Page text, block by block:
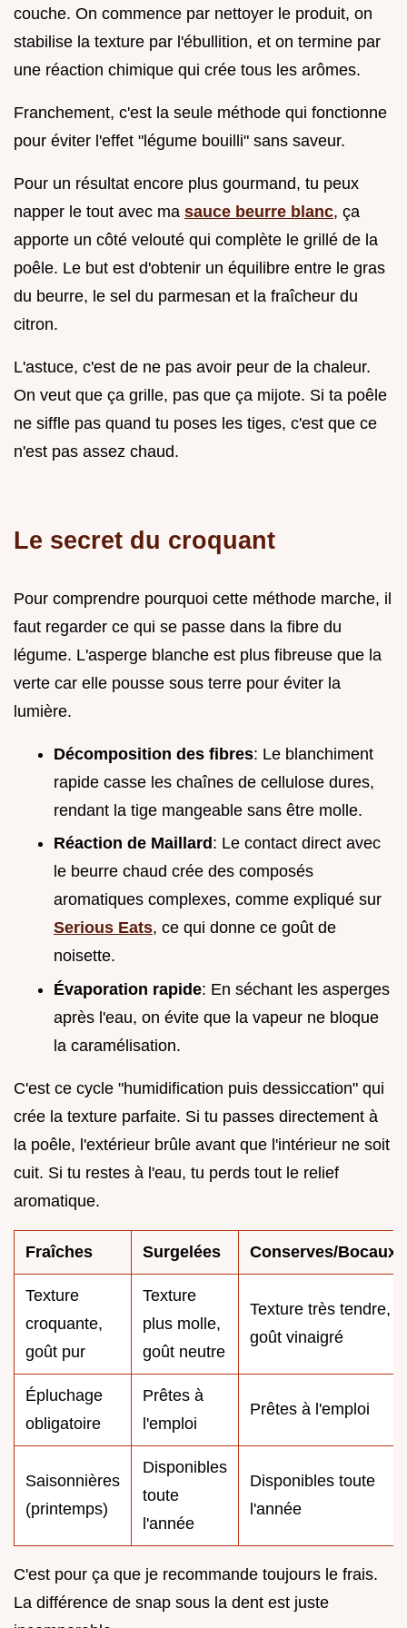
couche. On commence par nettoyer le produit, on
stabilise la texture par l'ébullition, et on termine par
une réaction chimique qui crée tous les arômes.
Franchement, c'est la seule méthode qui fonctionne
pour éviter l'effet "légume bouilli" sans saveur.
Pour un résultat encore plus gourmand, tu peux
napper le tout avec ma sauce beurre blanc, ça
apporte un côté velouté qui complète le grillé de la
poêle. Le but est d'obtenir un équilibre entre le gras
du beurre, le sel du parmesan et la fraîcheur du
citron.
L'astuce, c'est de ne pas avoir peur de la chaleur.
On veut que ça grille, pas que ça mijote. Si ta poêle
ne siffle pas quand tu poses les tiges, c'est que ce
n'est pas assez chaud.
Le secret du croquant
Pour comprendre pourquoi cette méthode marche, il
faut regarder ce qui se passe dans la fibre du
légume. L'asperge blanche est plus fibreuse que la
verte car elle pousse sous terre pour éviter la
lumière.
Décomposition des fibres: Le blanchiment
rapide casse les chaînes de cellulose dures,
rendant la tige mangeable sans être molle.
Réaction de Maillard : Le contact direct avec
le beurre chaud crée des composés
aromatiques complexes, comme expliqué sur
Serious Eats, ce qui donne ce goût de
noisette.
Évaporation rapide: En séchant les asperges
après l'eau, on évite que la vapeur ne bloque
la caramélisation.
C'est ce cycle "humidification puis dessiccation" qui
crée la texture parfaite. Si tu passes directement à
la poêle, l'extérieur brûle avant que l'intérieur ne soit
cuit. Si tu restes à l'eau, tu perds tout le relief
aromatique.
Fraîches Surgelées Conserves/Bocaux
Texture
croquante,
goût pur
Texture
plus molle,
goût neutre
Texture très tendre,
goût vinaigré
Épluchage
obligatoire
Prêtes à
l'emploi
Prêtes à l'emploi
Saisonnières
(printemps)
Disponibles
toute
l'année
Disponibles toute
l'année
C'est pour ça que je recommande toujours le frais.
La différence de snap sous la dent est juste